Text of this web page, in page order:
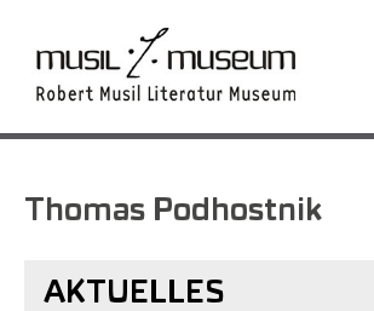
Thomas Podhostnik
AKTUELLES